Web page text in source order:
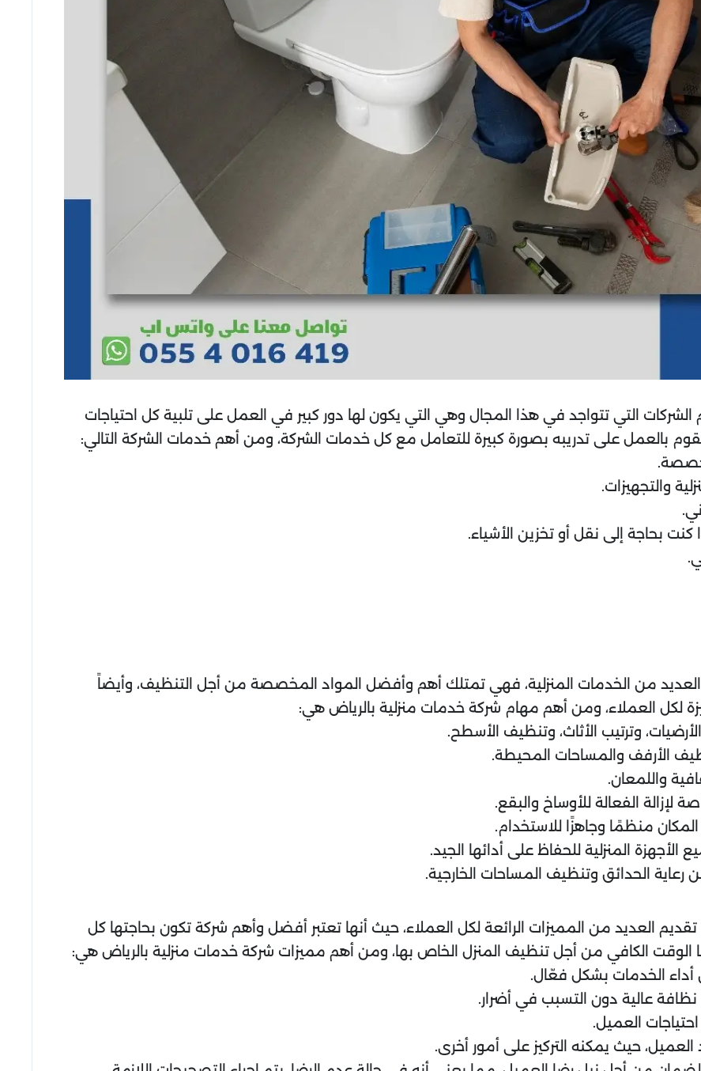
التي تتواجد في هذا المجال وهي التي يكون لها دور كبير في العمل على تلبية كل احتياجات
بالعمل على تدريبه بصورة كبيرة للتعامل مع كل خدمات الشركة، ومن أهم خدمات الشركة التالي:
والتجهيزات.
بحاجة إلى نقل أو تخزين الأشياء.
من الخدمات المنزلية، فهي تمتلك أهم وأفضل المواد المخصصة من أجل التنظيف، وأيضاً
لكل العملاء، ومن أهم مهام شركة خدمات منزلية بالرياض هي:
وترتيب الأثاث، وتنظيف الأسطح.
الأرفف والمساحات المحيطة.
واللمعان.
الفعالة للأوساخ والبقع.
منظمًا وجاهزًا للاستخدام.
المنزلية للحفاظ على أدائها الجيد.
الحدائق وتنظيف المساحات الخارجية.
العديد من المميزات الرائعة لكل العملاء، حيث أنها تعتبر أفضل وأهم شركة تكون بحاجتها كل
الوقت الكافي من أجل تنظيف المنزل الخاص بها، ومن أهم مميزات شركة خدمات منزلية بالرياض هي:
الخدمات بشكل فعّال.
عالية دون التسبب في أضرار.
العميل.
حيث يمكنه التركيز على أمور أخرى.